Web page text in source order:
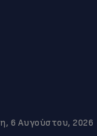
6 Αυγούστου, 2026